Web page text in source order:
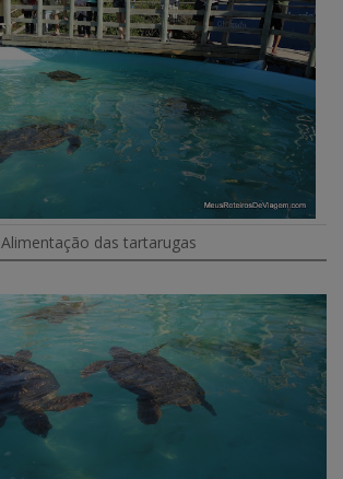
Alimentação das tartarugas